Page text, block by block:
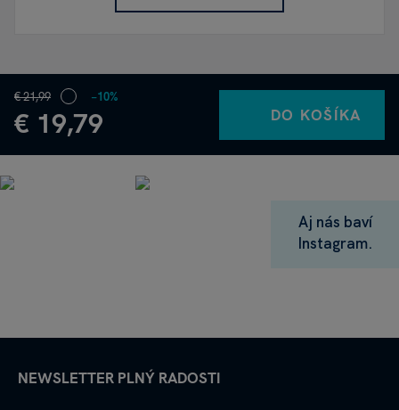
€ 21,99
€ 19,79
−10%
DO KOŠÍKA
Aj nás baví
Instagram.
NEWSLETTER PLNÝ RADOSTI